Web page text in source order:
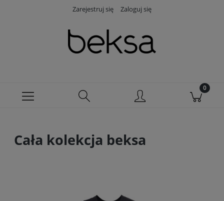
Zarejestruj się Zaloguj się
Cała kolekcja beksa